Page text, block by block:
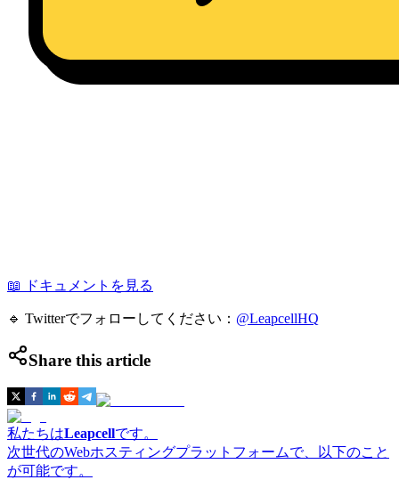
📖 ドキュメントを見る
🔹 Twitterでフォローしてください： @LeapcellHQ
Share this article
私たちはLeapcellです。
次世代のWebホスティングプラットフォームで、以下のこと
が可能です。